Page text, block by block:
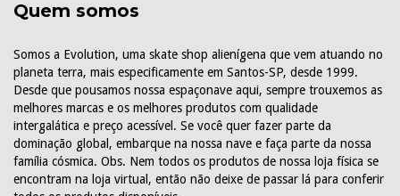
Quem somos
Somos a Evolution, uma skate shop alienígena que vem atuando no
planeta terra, mais especificamente em Santos-SP, desde 1999.
Desde que pousamos nossa espaçonave aqui, sempre trouxemos as
melhores marcas e os melhores produtos com qualidade
intergalática e preço acessível. Se você quer fazer parte da
dominação global, embarque na nossa nave e faça parte da nossa
família cósmica. Obs. Nem todos os produtos de nossa loja física se
encontram na loja virtual, então não deixe de passar lá para conferir